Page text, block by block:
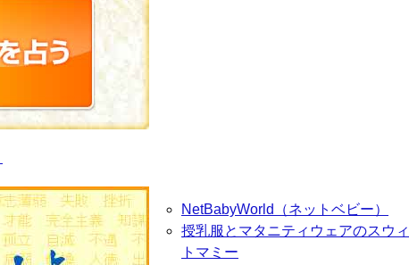
NetBabyWorld（ネットベビー）
授乳服とマタニティウェアのスウ
トマミー